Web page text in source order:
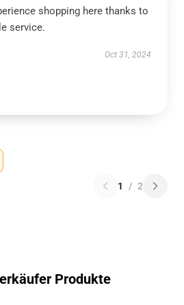
shopping here thanks to
service.
Oct 31, 2024
1 / 2
Produkte